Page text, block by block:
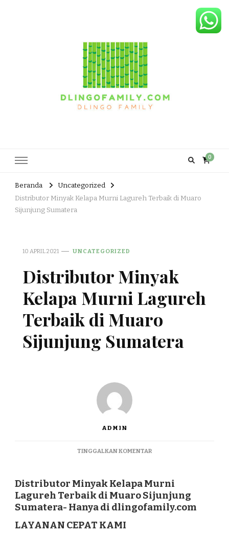
0
Beranda
Uncategorized
Distributor Minyak Kelapa Murni Lagureh Terbaik di Muaro
Sijunjung Sumatera
10 APRIL 2021 UNCATEGORIZED
Distributor Minyak
Kelapa Murni Lagureh
Terbaik di Muaro
Sijunjung Sumatera
ADMIN
TINGGALKAN KOMENTARPADA
KELAPA
MURNI
LAGUREH
TERBAIK
Distributor Minyak Kelapa Murni
Lagureh Terbaik di Muaro Sijunjung
Sumatera- Hanya di dlingofamily.com
LAYANAN CEPAT KAMI